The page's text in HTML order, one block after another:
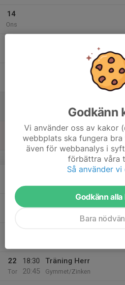
14
Ons
Gymmet/Zinken
v.4
19:45
Träning Herr
Gymmet/Zinken
20 Träning Herr
22
Tor
18:30
20:45
Träning Herr
Gymmet/Zinken
Godkänn
Vi använder oss av kakor
webbplats ska fungera
även för webbanalys i
förbättra våra
Så använder
Godkänn
Bara